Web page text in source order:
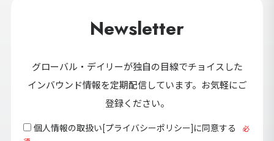
Newsletter
グローバル・デイリーが独自の目線でチョイスした
インバウンド情報を定期配信しています。お気軽にご
登録ください。
個人情報の取扱い[プライバシーポリシー]に同意する
必